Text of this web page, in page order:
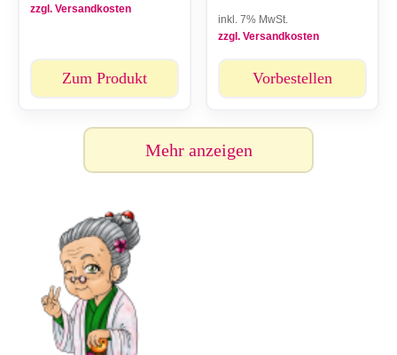
zzgl. Versandkosten
Zum Produkt
inkl. 7% MwSt.
zzgl. Versandkosten
Vorbestellen
Mehr anzeigen